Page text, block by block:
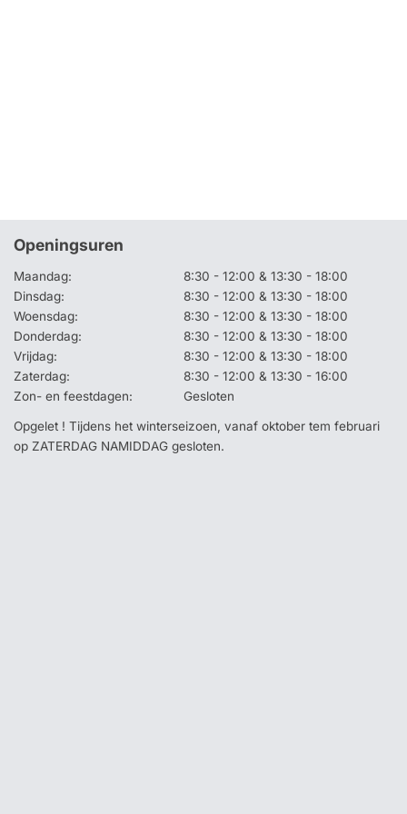
Openingsuren
Maandag:
8:30 - 12:00 & 13:30 - 18:00
Dinsdag:
8:30 - 12:00 & 13:30 - 18:00
Woensdag:
8:30 - 12:00 & 13:30 - 18:00
Donderdag:
8:30 - 12:00 & 13:30 - 18:00
Vrijdag:
8:30 - 12:00 & 13:30 - 18:00
Zaterdag:
8:30 - 12:00 & 13:30 - 16:00
Zon- en feestdagen:
Gesloten
Opgelet ! Tijdens het winterseizoen, vanaf oktober tem februari
op ZATERDAG NAMIDDAG gesloten.